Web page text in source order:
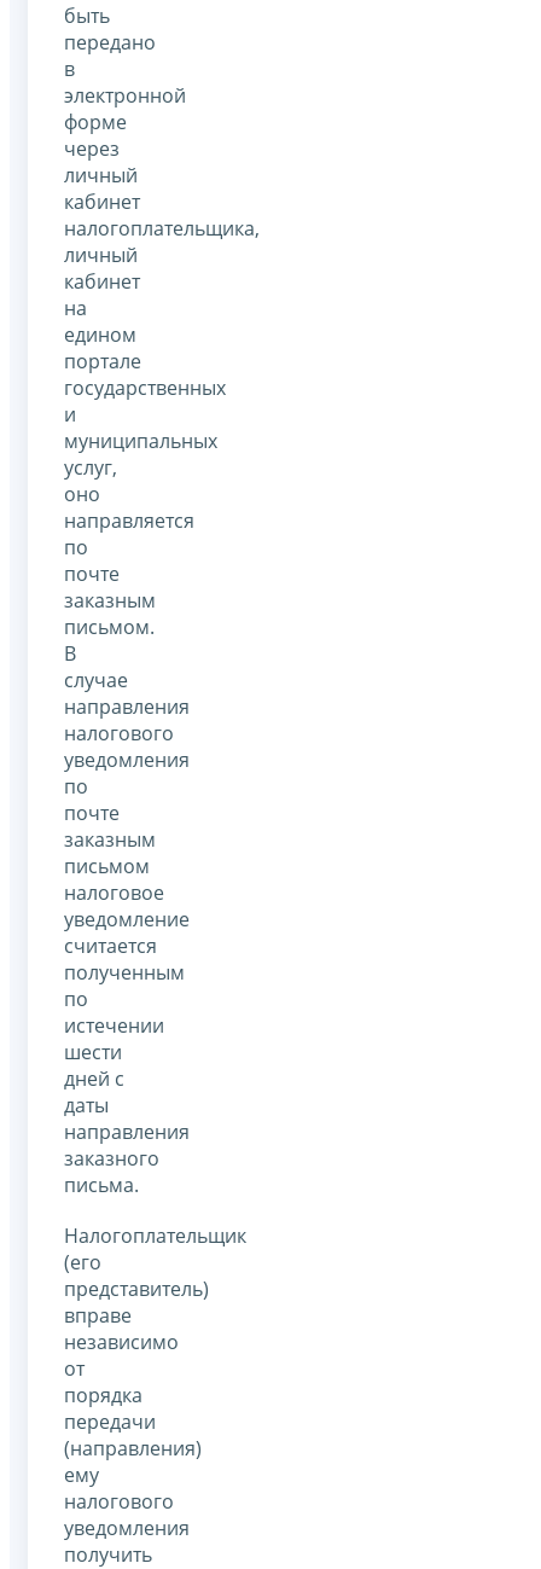
быть
передано
в
электронной
форме
через
личный
кабинет
налогоплательщика,
личный
кабинет
на
едином
портале
государственных
и
муниципальных
услуг,
оно
направляется
по
почте
заказным
письмом.
В
случае
направления
налогового
уведомления
по
почте
заказным
письмом
налоговое
уведомление
считается
полученным
по
истечении
шести
дней с
даты
направления
заказного
письма.
Налогоплательщик
(его
представитель)
вправе
независимо
от
порядка
передачи
(направления)
ему
налогового
уведомления
получить